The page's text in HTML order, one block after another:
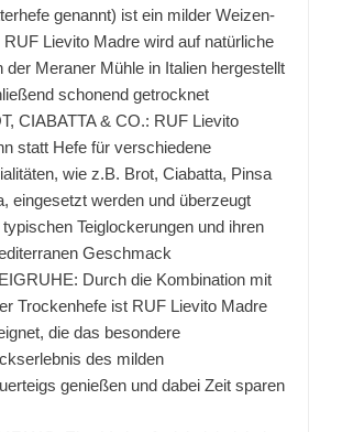
genannt) ist ein milder Weizen-
RUF Lievito Madre wird auf natürliche
der Meraner Mühle in Italien hergestellt
schonend getrocknet
CIABATTA & CO.: RUF Lievito
statt Hefe für verschiedene
wie z.B. Brot, Ciabatta, Pinsa
eingesetzt werden und überzeugt
Teiglockerungen und ihren
Geschmack
Durch die Kombination mit
Trockenhefe ist RUF Lievito Madre
die das besondere
des milden
­genießen und dabei Zeit sparen